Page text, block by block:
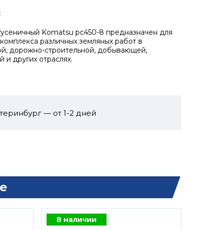
Komatsu pc450-8 предназначен для
различных земляных работ в
дорожно-строительной, добывающей,
и других отраслях.
— от 1-2 дней
В наличии